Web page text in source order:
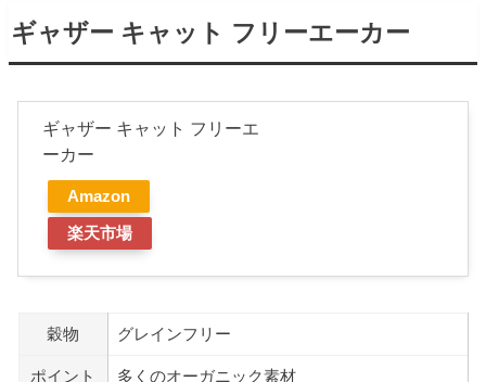
ギャザー キャット フリーエーカー
ギャザー キャット フリーエ
ーカー
Amazon
楽天市場
穀物 グレインフリー
ポイント 多くのオーガニック素材